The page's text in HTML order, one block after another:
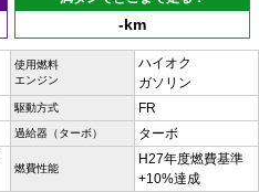
-km
使用燃料
エンジン
ハイオク
ガソリン
駆動方式 FR
過給器（ターボ） ターボ
燃費性能
H27年度燃費基準
+10%達成